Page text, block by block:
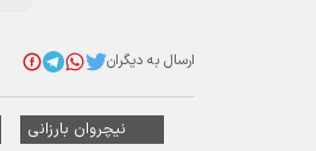
ارسال به دیگران
نیچروان بارزانی